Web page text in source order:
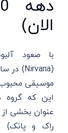
الان)
موسیقی محبوب
این که گروه
عنوان بخشی
راک و پانک)